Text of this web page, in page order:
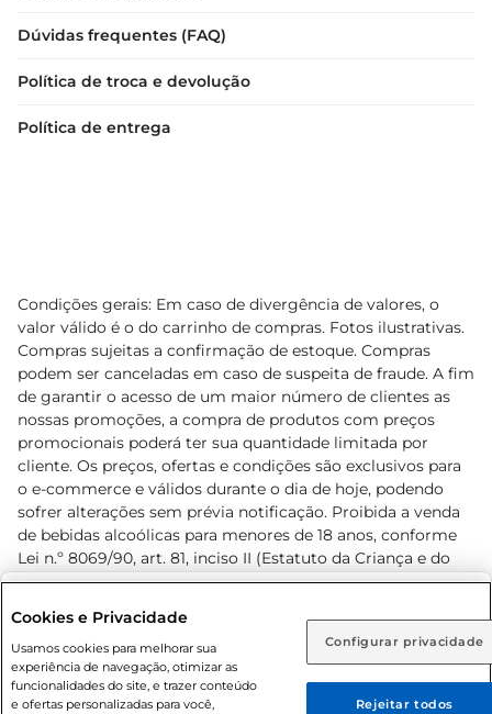
Rio de Janeiro (RJ) Goiás (GO)
Ou
Dúvidas frequentes (FAQ)
Política de troca e devolução
Política de entrega
Condições gerais: Em caso de divergência de valores, o
valor válido é o do carrinho de compras. Fotos ilustrativas.
Compras sujeitas a confirmação de estoque. Compras
podem ser canceladas em caso de suspeita de fraude. A fim
de garantir o acesso de um maior número de clientes as
nossas promoções, a compra de produtos com preços
promocionais poderá ter sua quantidade limitada por
cliente. Os preços, ofertas e condições são exclusivos para
o e-commerce e válidos durante o dia de hoje, podendo
sofrer alterações sem prévia notificação. Proibida a venda
de bebidas alcoólicas para menores de 18 anos, conforme
Lei n.º 8069/90, art. 81, inciso II (Estatuto da Criança e do
Adolescente). Preços e condições exclusivos para o
prévio. O valor mínimo para as compras on-line é de R$
80,00.
Cookies e Privacidade
Usamos cookies para melhorar sua
experiência de navegação, otimizar as
funcionalidades do site, e trazer conteúdo
e ofertas personalizadas para você,
Configurar privacidade
Rejeitar todos